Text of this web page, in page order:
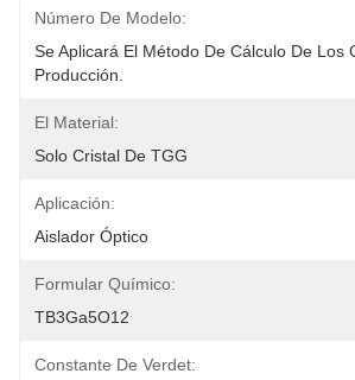
Número De Modelo:
Se Aplicará El Método De Cálculo De Los
Producción.
El Material:
Solo Cristal De TGG
Aplicación:
Aislador Óptico
Formular Químico:
TB3Ga5O12
Constante De Verdet: